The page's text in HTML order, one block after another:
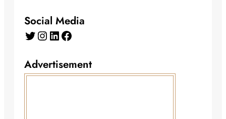
Social Media
Twitter Instagram LinkedIn Facebook
Advertisement